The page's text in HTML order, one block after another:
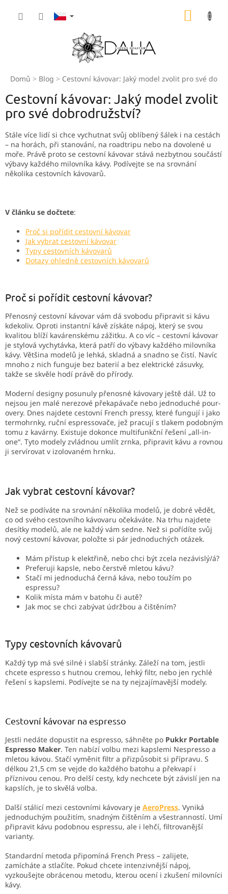
Domů Blog Cestovní kávovar: Jaký model zvolit pro své
Cestovní kávovar: Jaký model zvolit
pro své dobrodružství?
Stále více lidí si chce vychutnat svůj oblíbený šálek i na cestách
– na horách, při stanování, na roadtripu nebo na dovolené u
moře. Právě proto se cestovní kávovar stává nezbytnou součástí
výbavy každého milovníka kávy. Podívejte se na srovnání
několika cestovních kávovarů.
V článku se dočtete:
Proč si pořídit cestovní kávovar
Jak vybrat cestovní kávovar
Typy cestovních kávovarů
Dotazy ohledně cestovních kávovarů
Proč si pořídit cestovní kávovar?
Přenosný cestovní kávovar vám dá svobodu připravit si kávu
kdekoliv. Oproti instantní kávě získáte nápoj, který se svou
kvalitou blíží kavárenskému zážitku. A co víc – cestovní kávovar
je stylová vychytávka, která patří do výbavy každého milovníka
kávy. Většina modelů je lehká, skladná a snadno se čistí. Navíc
mnoho z nich funguje bez baterií a bez elektrické zásuvky,
takže se skvěle hodí právě do přírody.
Moderní designy posunuly přenosné kávovary ještě dál. Už to
nejsou jen malé nerezové překapávače nebo jednoduché pour-
overy. Dnes najdete cestovní French pressy, které fungují i jako
termohrnky, ruční espressovače, jež pracují s tlakem podobným
tomu z kavárny. Existuje dokonce multifunkční řešení „all-in-
one“. Tyto modely zvládnou umlít zrnka, připravit kávu a rovnou
ji servírovat v izolovaném hrnku.
Jak vybrat cestovní kávovar?
Než se podíváte na srovnání několika modelů, je dobré vědět,
co od svého cestovního kávovaru očekáváte. Na trhu najdete
desítky modelů, ale ne každý vám sedne. Než si pořídíte svůj
nový cestovní kávovar, položte si pár jednoduchých otázek.
Mám přístup k elektřině, nebo chci být zcela nezávislý/á?
Preferuji kapsle, nebo čerstvě mletou kávu?
Stačí mi jednoduchá černá káva, nebo toužím po
espressu?
Kolik místa mám v batohu či autě?
Jak moc se chci zabývat údržbou a čištěním?
Typy cestovních kávovarů
Každý typ má své silné i slabší stránky. Záleží na tom, jestli
chcete espresso s hutnou cremou, lehký filtr, nebo jen rychlé
řešení s kapslemi. Podívejte se na ty nejzajímavější modely.
Cestovní kávovar na espresso
Jestli nedáte dopustit na espresso, sáhněte po Pukkr Portable
Espresso Maker. Ten nabízí volbu mezi kapslemi Nespresso a
mletou kávou. Stačí vyměnit filtr a přizpůsobit si přípravu. S
délkou 21,5 cm se vejde do každého batohu a překvapí i
příznivou cenou. Pro delší cesty, kdy nechcete být závislí jen na
kapslích, je to skvělá volba.
Další stálicí mezi cestovními kávovary je AeroPress. Vyniká
jednoduchým použitím, snadným čištěním a všestranností. Umí
připravit kávu podobnou espressu, ale i lehčí, filtrovanější
varianty.
Standardní metoda připomíná French Press – zalijete,
zamícháte a stlačíte. Pokud chcete intenzivnější nápoj,
vyzkoušejte obrácenou metodu, kterou ocení i zkušení milovníci
kávy.